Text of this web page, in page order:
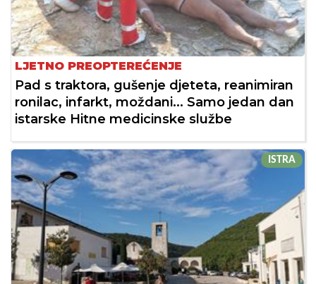
LJETNO PREOPTEREĆENJE
Pad s traktora, gušenje djeteta, reanimiran
ronilac, infarkt, moždani... Samo jedan dan
istarske Hitne medicinske službe
ISTRA